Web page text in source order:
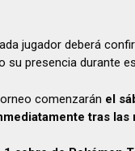
jugador deberá
su presencia durante
comenzarán el
tras las